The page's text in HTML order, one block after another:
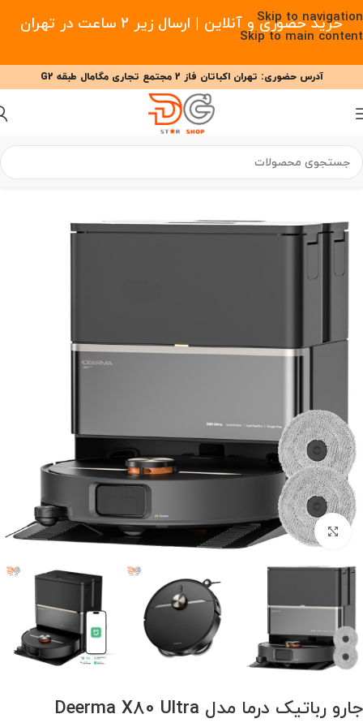
Skip to navigation
Skip to main content
خرید حضوری و آنلاین | ارسال زیر 2 ساعت در تهران
09377477910 - 09127708341 علیزاده
آدرس حضوری: تهران اکباتان فاز 2 مجتمع تجاری مگامال طبقه G2
خانه/خانه هوشمند/جارو رباتیک/جارو رباتیک درما
برای بزرگنمایی کلیک کنید
جارو رباتیک درما مدل Deerma X80 Ultra